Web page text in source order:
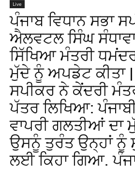
Live
ਪੰਜਾਬ ਵਿਧਾਨ ਸਭਾ
ਐਲਵਟਲ ਸਿੰਘ
ਸਿੱਖਿਆ ਮੰਤਰੀ
ਮੁੱਦੇ ਨੂੰ ਅਪਡੇਟ ਕੀਤਾ
ਸਪੀਕਰ ਨੇ ਕੇਂਦਰੀ
ਪੱਤਰ ਲਿਖਿਆ:
ਵਾਪਰੀ ਗਲਤੀਆਂ ਦਾ
ਉਸਨੂੰ ਤੁਰੰਤ ਉਨ੍ਹਾਂ ਨੂੰ
ਲਈ ਕਿਹਾ ਗਿਆ.